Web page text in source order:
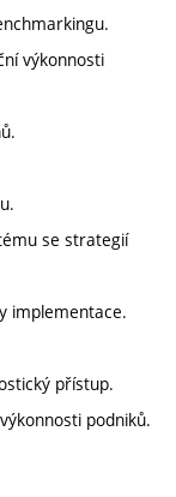
výkonnosti
se strategií
implementace.
přístup.
podniků.